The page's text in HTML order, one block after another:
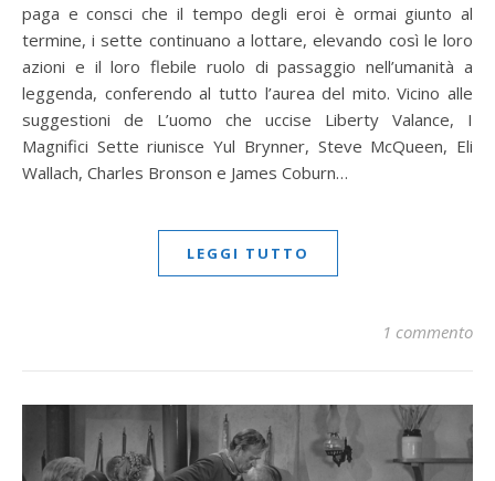
paga e consci che il tempo degli eroi è ormai giunto al
termine, i sette continuano a lottare, elevando così le loro
azioni e il loro flebile ruolo di passaggio nell’umanità a
leggenda, conferendo al tutto l’aurea del mito. Vicino alle
suggestioni de L’uomo che uccise Liberty Valance, I
Magnifici Sette riunisce Yul Brynner, Steve McQueen, Eli
Wallach, Charles Bronson e James Coburn…
LEGGI TUTTO
1 commento